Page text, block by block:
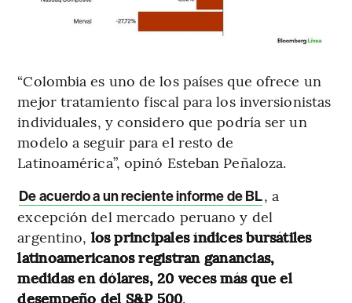
“Colombia es uno de los países que ofrece un
mejor tratamiento fiscal para los inversionistas
individuales, y considero que podría ser un
modelo a seguir para el resto de
Latinoamérica”, opinó Esteban Peñaloza.
De acuerdo a un reciente informe de BL, a
excepción del mercado peruano y del
argentino, los principales índices bursátiles
latinoamericanos registran ganancias,
medidas en dólares, 20 veces más que el
desempeño del S&P 500.